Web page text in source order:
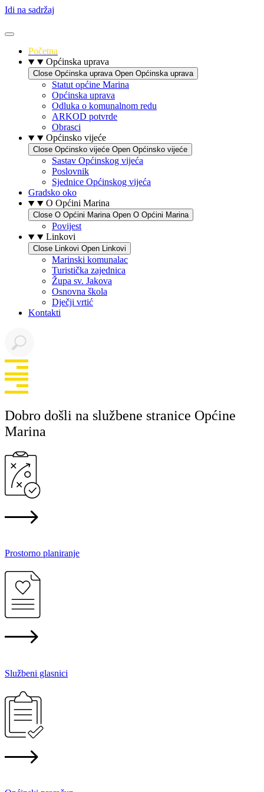
Idi na sadržaj
Početna
Općinska uprava
Close Općinska uprava Open Općinska uprava
Statut općine Marina
Općinska uprava
Odluka o komunalnom redu
ARKOD potvrde
Obrasci
Općinsko vijeće
Close Općinsko vijeće Open Općinsko vijeće
Sastav Općinskog vijeća
Poslovnik
Sjednice Općinskog vijeća
Gradsko oko
O Općini Marina
Close O Općini Marina Open O Općini Marina
Povijest
Linkovi
Close Linkovi Open Linkovi
Marinski komunalac
Turistička zajednica
Župa sv. Jakova
Osnovna škola
Dječji vrtić
Kontakti
Dobro došli na službene stranice Općine
Marina
Prostorno planiranje
Službeni glasnici